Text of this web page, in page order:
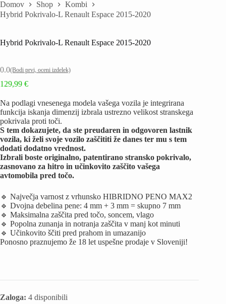
Domov Shop
Kombi
Hybrid Pokrivalo-L Renault Espace 2015-2020
Hybrid Pokrivalo-L Renault Espace 2015-2020
0.0(Bodi prvi, oceni izdelek)
129,99 €
Na podlagi vnesenega modela vašega vozila je integrirana
funkcija iskanja dimenzij izbrala ustrezno velikost stranskega
pokrivala proti toči.
S tem dokazujete, da ste preudaren in odgovoren lastnik
vozila, ki želi svoje vozilo zaščititi že danes ter mu s tem
dodati dodatno vrednost.
Izbrali boste originalno, patentirano stransko pokrivalo,
zasnovano za hitro in učinkovito zaščito vašega
avtomobila pred točo.
🔹 Največja varnost z vrhunsko HIBRIDNO PENO MAX2
🔹 Dvojna debelina pene: 4 mm + 3 mm = skupno 7 mm
🔹 Maksimalna zaščita pred točo, soncem, vlago
🔹 Popolna zunanja in notranja zaščita v manj kot minuti
🔹 Učinkovito ščiti pred prahom in umazanijo
Ponosno praznujemo že 18 let uspešne prodaje v Sloveniji!
Zaloga: 4 disponibili